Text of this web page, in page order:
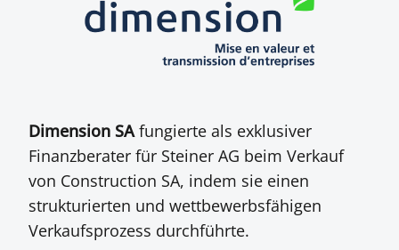
Dimension SAfungierte als exklusiver
Finanzberater für Steiner AG beim Verkauf
von Construction SA, indem sie einen
strukturierten und wettbewerbsfähigen
Verkaufsprozess durchführte.